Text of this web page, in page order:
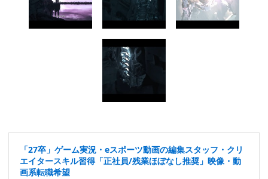
「27卒」ゲーム実況・eスポーツ動画の編集スタッフ・クリ
エイタースキル習得「正社員/残業ほぼなし推奨」映像・動
画系転職希望